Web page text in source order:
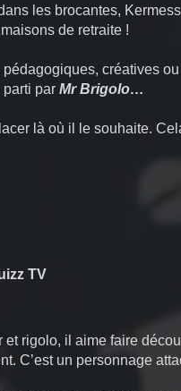
les brocantes,
de retraite !
créatives
par Mr Brigolo…
là où il le souhaite.
TV
rigolo, il aime faire
C’est un personnage